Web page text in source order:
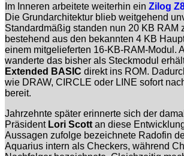
Im Inneren arbeitete weiterhin ein Zilog
Die Grundarchitektur blieb weitgehend
Standardmäßig standen nun 20 KB RAM
bestehend aus den bekannten 4 KB
einem mitgelieferten 16-KB-RAM-Modul.
wanderte das bisher als Steckmodul
Extended BASIC direkt ins ROM.
wie DRAW, CIRCLE oder LINE sofort
bereit.
Jahrzehnte später erinnerte sich der
Präsident Lori Scott an diese
Aussagen zufolge bezeichnete Radofin
Aquarius intern als Checkers, während